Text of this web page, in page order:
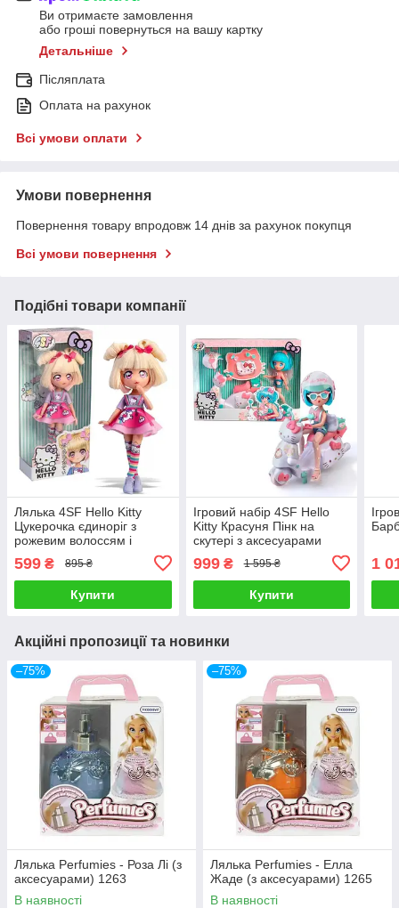
Ви отримаєте замовлення
або гроші повернуться на вашу картку
Детальніше
Післяплата
Оплата на рахунок
Всі умови оплати
Умови повернення
Повернення товару впродовж 14 днів за рахунок покупця
Всі умови повернення
Подібні товари компанії
Лялька 4SF Hello Kitty
Цукерочка єдиноріг з
рожевим волоссям і
аксесуарами HKTF0400
599 ₴ 895 ₴
Купити
Ігровий набір 4SF Hello
Kitty Красуня Пінк на
скутері з аксесуарами
999₴ 1 595 ₴
Купити
1
Акційні пропозиції та новинки
–75%
Лялька Perfumies - Роза Лі (з
аксесуарами) 1263
В наявності
–75%
Лялька Perfumies - Елла
Жаде (з аксесуарами) 1265
В наявності